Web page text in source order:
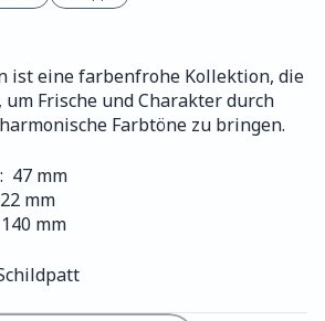
ist eine farbenfrohe Kollektion, die
Frische und Charakter durch
Farbtöne zu bringen.
47 mm
mm
mm